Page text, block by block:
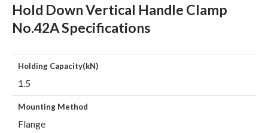
Hold Down Vertical Handle Clamp
No.42A Specifications
Holding Capacity(kN)
1.5
Mounting Method
Flange